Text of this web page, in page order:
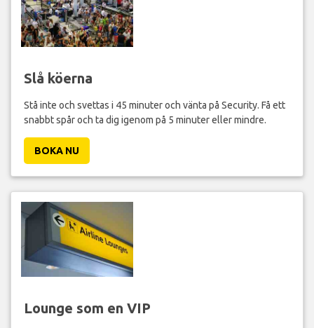
Slå köerna
Stå inte och svettas i 45 minuter och vänta på Security. Få ett
snabbt spår och ta dig igenom på 5 minuter eller mindre.
BOKA NU
Lounge som en VIP